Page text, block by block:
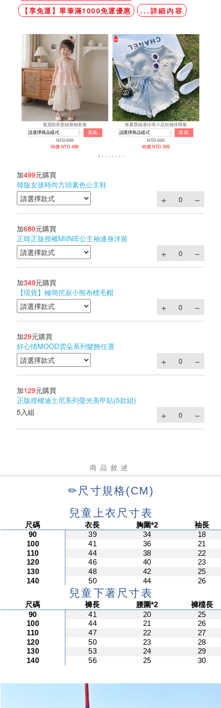
【享免運】單筆滿1000免運優惠
...詳細內容
加499元購買
韓版女孩時尚方頭素色公主鞋
加680元購買
正韓正版授權MIINIE公主袖連身洋裝
加349元購買
【現貨】極簡侘寂小熊布標毛帽
加29元購買
好心情MOOD雲朵系列髮飾任選
加129元購買
正版授權迪士尼系列螢光美甲貼(5款組)
5入組
商品敘述